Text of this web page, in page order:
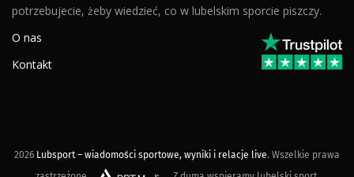
potrzebujecie, żeby wiedzieć, co w lubelskim sporcie piszczy.
O nas
Kontakt
2026 Lubsport – wiadomości sportowe, wyniki i relacje live. Wszelkie prawa